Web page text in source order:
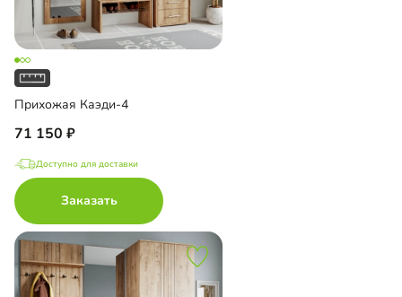
Прихожая Каэди-4
71 150
Доступно для доставки
Заказать